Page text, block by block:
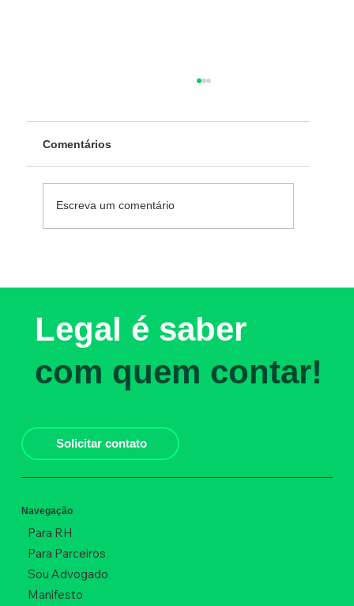
Comentários
Escreva um comentário
Legal é saber
com quem contar!
Solicitar contato
Navegação
Para RH
Para Parceiros
Sou Advogado
Manifesto